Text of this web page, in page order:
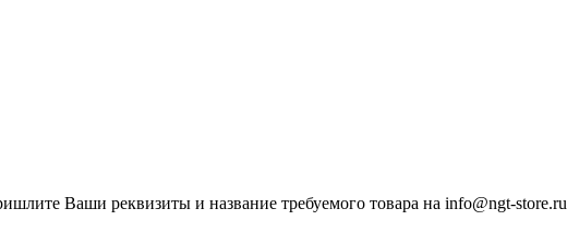
Ваши реквизиты и название требуемого товара на info@ngt-store.ru